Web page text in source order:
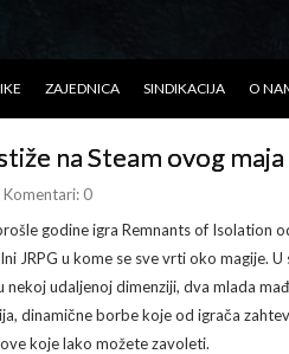
ZAJEDNICA SINDIKACIJA O
na Steam ovog maja
Komentari: 0
godine igra Remnants of Isolation
JRPG u kome se sve vrti oko magije.
udaljenoj dimenziji, dva mlada
dinamične borbe koje od igrača
koje lako možete zavoleti.